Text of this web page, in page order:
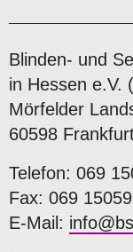
Blinden- und
in Hessen e.V.
Mörfelder
60598
Telefon: 069
Fax: 069
E-Mail: